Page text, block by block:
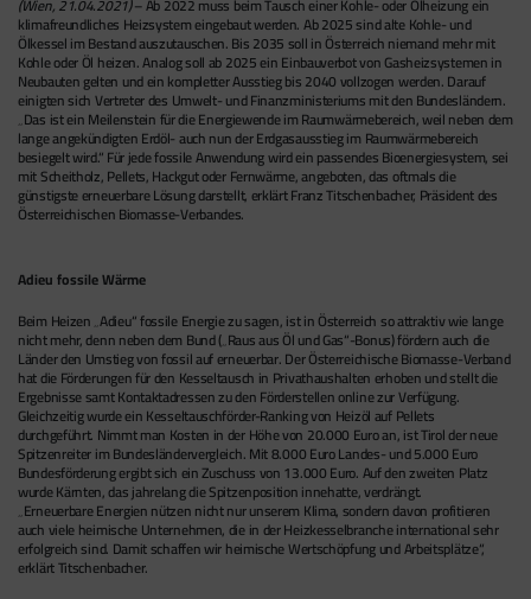
klimafreundliches Heizsystem eingebaut werden. Ab 2025 sind alte Kohle- und
Ölkessel im Bestand auszutauschen. Bis 2035 soll in Österreich niemand mehr mit
Kohle oder Öl heizen. Analog soll ab 2025 ein Einbauverbot von Gasheizsystemen in
Neubauten gelten und ein kompletter Ausstieg bis 2040 vollzogen werden. Darauf
einigten sich Vertreter des Umwelt- und Finanzministeriums mit den Bundesländern.
Das ist ein Meilenstein für die Energiewende im Raumwärmebereich, weil neben dem
lange angekündigten Erdöl- auch nun der Erdgasausstieg im Raumwärmebereich
besiegelt wird. Für jede fossile Anwendung wird ein passendes Bioenergiesystem, sei
mit Scheitholz, Pellets, Hackgut oder Fernwärme, angeboten, das oftmals die
günstigste erneuerbare Lösung darstellt, erklärt Franz Titschenbacher, Präsident des
Österreichischen Biomasse-Verbandes.
Adieu fossile Wärme
Beim Heizen „Adieu“ fossile Energie zu sagen, ist in Österreich so attraktiv wie lange
nicht mehr, denn neben dem Bund („Raus aus Öl und Gas“-Bonus) fördern auch die
Länder den Umstieg von fossil auf erneuerbar. Der Österreichische Biomasse-Verband
hat die Förderungen für den Kesseltausch in Privathaushalten erhoben und stellt die
Ergebnisse samt Kontaktadressen zu den Förderstellen online zur Verfügung.
Gleichzeitig wurde ein Kesseltauschförder-Ranking von Heizöl auf Pellets
durchgeführt. Nimmt man Kosten in der Höhe von 20.000 Euro an, ist Tirol der neue
Spitzenreiter im Bundesländervergleich. Mit 8.000 Euro Landes- und 5.000 Euro
Bundesförderung ergibt sich ein Zuschuss von 13.000 Euro. Auf den zweiten Platz
wurde Kärnten, das jahrelang die Spitzenposition innehatte, verdrängt.
„Erneuerbare Energien nützen nicht nur unserem Klima, sondern davon profitieren
auch viele heimische Unternehmen, die in der Heizkesselbranche international sehr
erfolgreich sind. Damit schaffen wir heimische Wertschöpfung und Arbeitsplätze“,
erklärt Titschenbacher.